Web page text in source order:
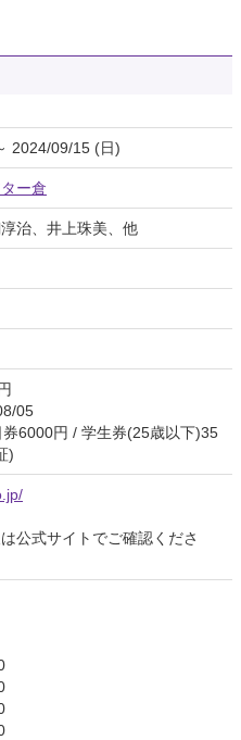
2024/09/15 (日)
ー倉
治、井上珠美、他
05
6000円 / 学生券(25歳以下)35
)
公式サイトでご確認くださ